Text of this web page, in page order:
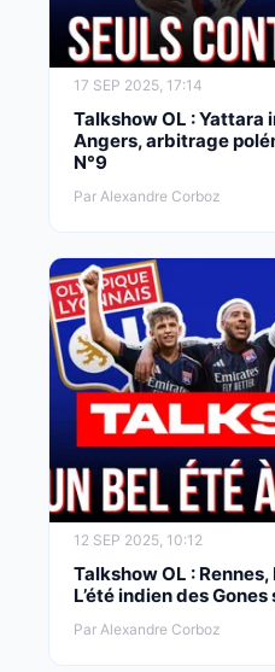
17 SEP 2025, 17:14
Talkshow OL : Yattara
Angers, arbitrage
N°9
Par Alexandre Corboz
12 SEP 2025, 10:12
Talkshow OL :
L’été indien des
Par Alexandre Corboz